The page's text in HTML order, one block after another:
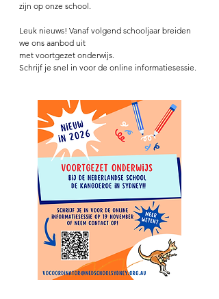
zijn op onze school.
Leuk nieuws! Vanaf volgend schooljaar breiden
we ons aanbod uit
met voortgezet onderwijs.
Schrijf je snel in voor de online informatiesessie.